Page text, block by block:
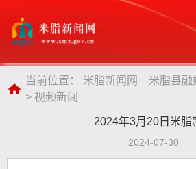
当前位置： 米脂新闻网—米脂县融
> 视频新闻
2024年3月20日米脂
2024-07-30